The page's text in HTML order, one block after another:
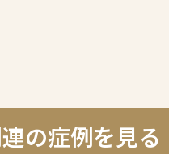
の症例を見る